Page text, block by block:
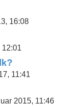
16:08
12:01
11:41
2015, 11:46